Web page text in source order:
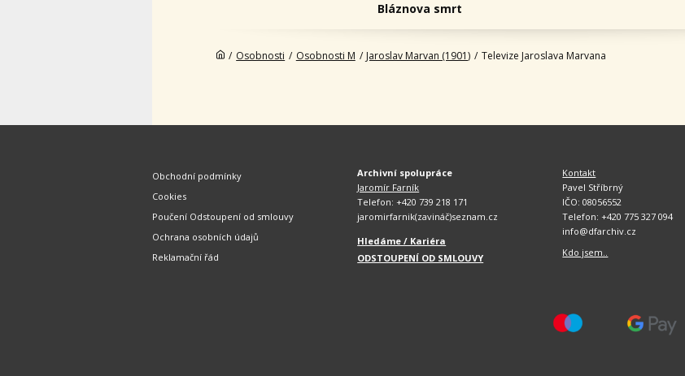
Bláznova smrt
/ Osobnosti / Osobnosti M / Jaroslav Marvan (1901) / Televize Jaroslava Marvana
Obchodní podmínky
Cookies
Poučení Odstoupení od smlouvy
Ochrana osobních údajů
Reklamační řád
Archivní spolupráce
Jaromír Farník
Telefon: +420 739 218 171
jaromirfarnik(zavináč)seznam.cz
Hledáme / Kariéra
ODSTOUPENÍ OD SMLOUVY
Kontakt
Pavel Stříbrný
IČO: 08056552
Telefon: +420 775 327 094
info@dfarchiv.cz
Kdo jsem..